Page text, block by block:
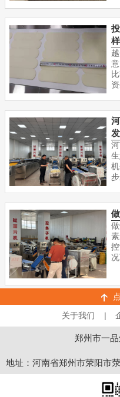
关于我们 |
郑州市一
地址：河南省郑州市荥阳市